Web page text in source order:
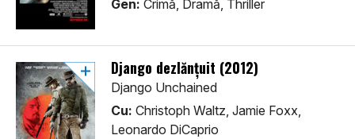
Gen: Crimă, Dramă, Thriller
Django dezlănțuit (2012)
Django Unchained
Cu: Christoph Waltz, Jamie Foxx,
Leonardo DiCaprio